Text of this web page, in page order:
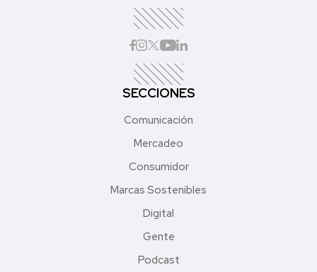
SECCIONES
Comunicación
Mercadeo
Consumidor
Marcas Sostenibles
Digital
Gente
Podcast